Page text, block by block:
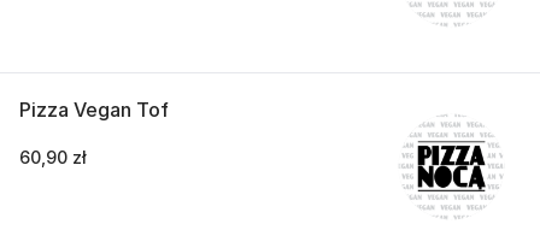
Pizza Vegan Tof
60,90 zł